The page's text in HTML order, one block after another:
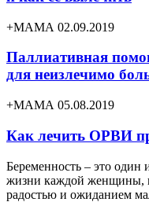
+МАМА 02.09.2019
Паллиативная
для неизлечимо
+МАМА 05.08.2019
Как лечить ОРВИ
Беременность – это один
жизни каждой женщины,
радостью и ожиданием